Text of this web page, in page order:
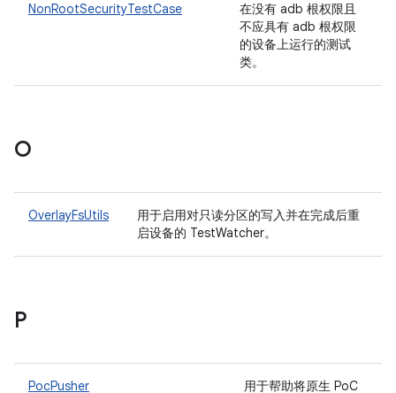
NonRootSecurityTestCase
在没有 adb 根权限且
不应具有 adb 根权限
的设备上运行的测试
类。
O
OverlayFsUtils
用于启用对只读分区的写入并在完成后重
启设备的 TestWatcher。
P
PocPusher 用于帮助将原生 PoC